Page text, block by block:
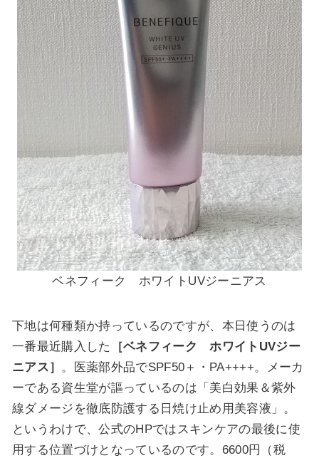
ベネフィーク ホワイトUVジーニアス
下地は何種類か持っているのですが、本日使うのは
一番最近購入した
［ベネフィーク ホワイトUVジー
ニアス］ 。医薬部外品でSPF50＋・PA++++。メーカ
ーである資生堂が謳っているのは「美白効果＆紫外
線ダメージを徹底防護する日焼け止め用美容液」。
というわけで、公式のHPではスキンケアの最後に使
用する位置づけとなっているのです。6600円（税